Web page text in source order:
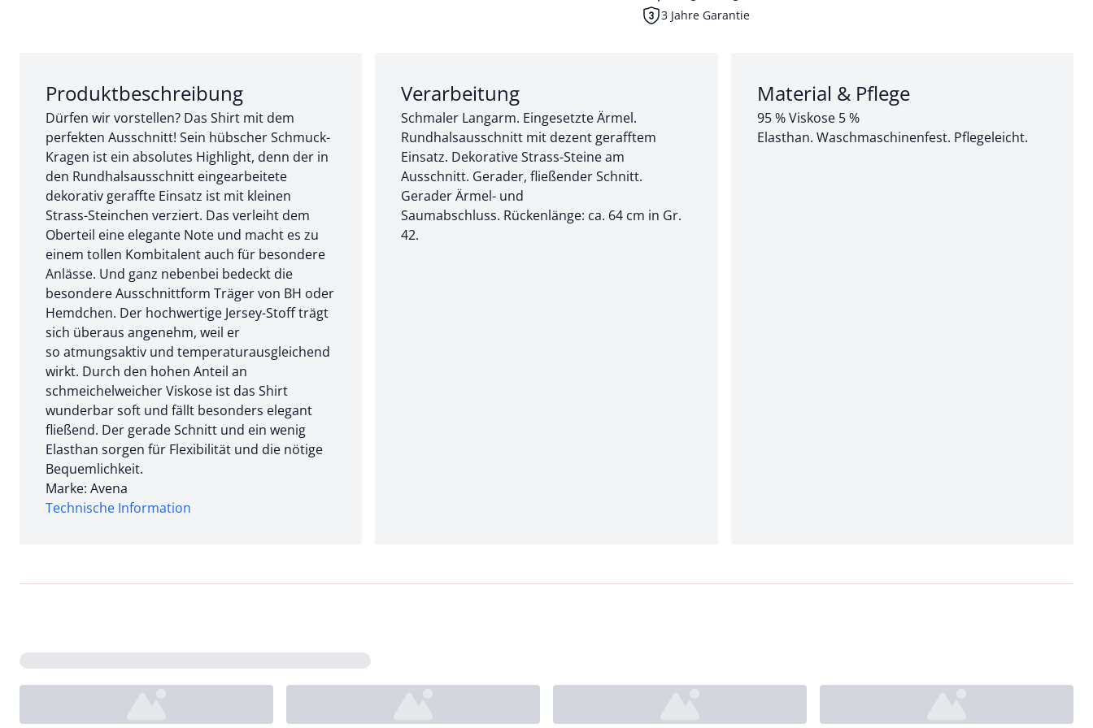
3 Jahre Garantie
Abschnitt 1 von 3:
Produktbeschreibung
Dürfen wir vorstellen? Das Shirt mit dem
perfekten Ausschnitt! Sein hübscher Schmuck-
Kragen ist ein absolutes Highlight, denn der in
den Rundhalsausschnitt eingearbeitete
dekorativ geraffte Einsatz ist mit kleinen
Strass-Steinchen verziert. Das verleiht dem
Oberteil eine elegante Note und macht es zu
einem tollen Kombitalent auch für besondere
Anlässe. Und ganz nebenbei bedeckt die
besondere Ausschnittform Träger von BH oder
Hemdchen. Der hochwertige Jersey-Stoff trägt
sich überaus angenehm, weil er
so atmungsaktiv und temperaturausgleichend
wirkt. Durch den hohen Anteil an
schmeichelweicher Viskose ist das Shirt
wunderbar soft und fällt besonders elegant
fließend. Der gerade Schnitt und ein wenig
Elasthan sorgen für Flexibilität und die nötige
Bequemlichkeit.
Marke: Avena
Technische Information
Abschnitt 2 von 3:
Verarbeitung
Schmaler Langarm. Eingesetzte Ärmel.
Rundhalsausschnitt mit dezent gerafftem
Einsatz. Dekorative Strass-Steine am
Ausschnitt. Gerader, fließender Schnitt.
Gerader Ärmel- und
Saumabschluss. Rückenlänge: ca. 64 cm in Gr.
42.
Abschnitt 3 von 3:
Material & Pflege
95 % Viskose 5 %
Elasthan. Waschmaschinenfest. Pflegeleicht.